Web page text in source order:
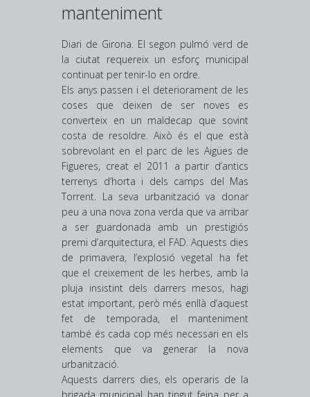
manteniment
Diari de Girona. El segon pulmó verd de
la ciutat requereix un esforç municipal
continuat per tenir-lo en ordre.
Els anys passen i el deteriorament de les
coses que deixen de ser noves es
converteix en un maldecap que sovint
costa de resoldre. Això és el que està
sobrevolant en el parc de les Aigües de
Figueres, creat el 2011 a partir d’antics
terrenys d’horta i dels camps del Mas
Torrent. La seva urbanització va donar
peu a una nova zona verda que va arribar
a ser guardonada amb un prestigiós
premi d’arquitectura, el FAD. Aquests dies
de primavera, l’explosió vegetal ha fet
que el creixement de les herbes, amb la
pluja insistint dels darrers mesos, hagi
estat important, però més enllà d’aquest
fet de temporada, el manteniment
també és cada cop més necessari en els
elements que va generar la nova
urbanització.
Aquests darrers dies, els operaris de la